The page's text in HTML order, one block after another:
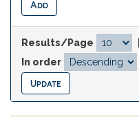
Results/Page
In order